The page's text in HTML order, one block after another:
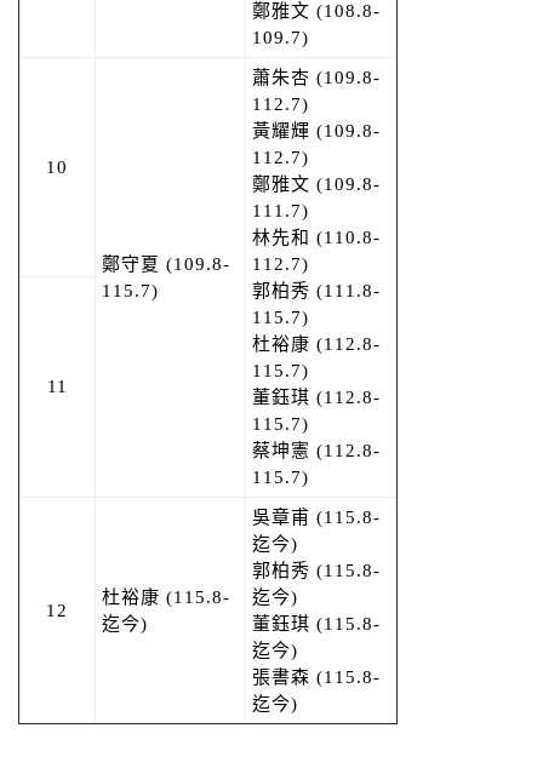
鄭雅文 (108.8-
109.7)
10
鄭守夏 (109.8-
115.7)
蕭朱杏 (109.8-
112.7)
黃耀輝 (109.8-
112.7)
鄭雅文 (109.8-
111.7)
林先和 (110.8-
112.7)
郭柏秀 (111.8-
115.7)
杜裕康 (112.8-
115.7)
董鈺琪 (112.8-
115.7)
蔡坤憲 (112.8-
115.7)
11
12
杜裕康 (115.8-
迄今)
吳章甫 (115.8-
迄今)
郭柏秀 (115.8-
迄今)
董鈺琪 (115.8-
迄今)
張書森 (115.8-
迄今)